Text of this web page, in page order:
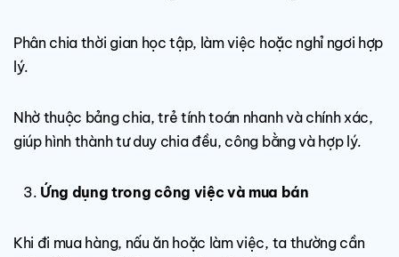
Phân chia thời gian học tập, làm việc hoặc nghỉ ngơi hợp
lý.
Nhờ thuộc bảng chia, trẻ tính toán nhanh và chính xác,
giúp hình thành tư duy chia đều, công bằng và hợp lý.
Ứng dụng trong công việc và mua bán
Khi đi mua hàng, nấu ăn hoặc làm việc, ta thường cần